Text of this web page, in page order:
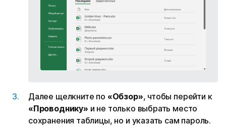
Далее щелкните по «Обзор», чтобы перейти к
«Проводнику» и не только выбрать место
сохранения таблицы, но и указать сам пароль.